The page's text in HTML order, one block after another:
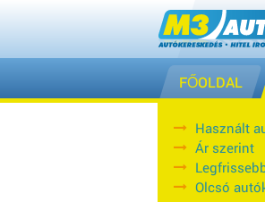
FŐOLDAL
Használt
Ár szerint
Olcsó